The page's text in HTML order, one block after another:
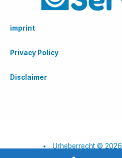
imprint
Privacy Policy
Disclaimer
Urheberrecht ©